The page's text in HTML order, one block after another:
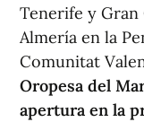
Tenerife y Gran
Almería en la
Comunitat
Oropesa del
apertura en la